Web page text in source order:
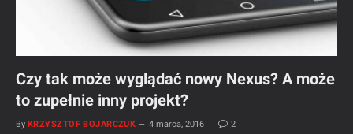
Czy tak może wyglądać nowy Nexus? A może
to zupełnie inny projekt?
By KRZYSZTOF BOJARCZUK 4 marca, 2016 2